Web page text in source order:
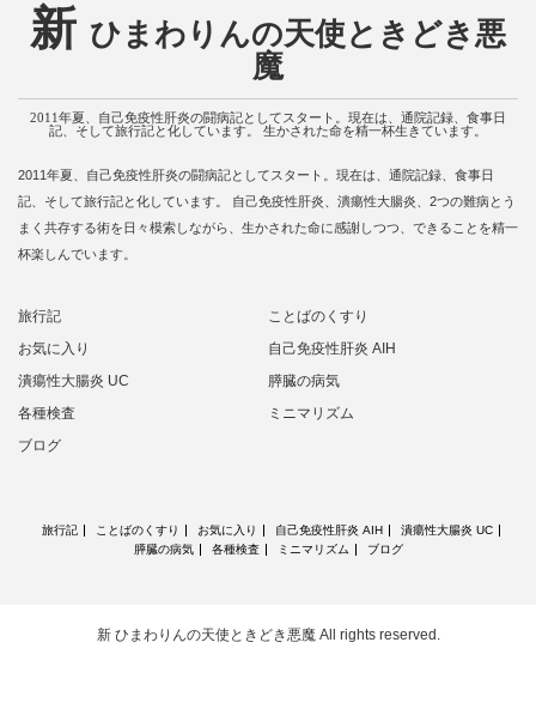
新 ひまわりんの天使ときどき悪
魔
2011年夏、自己免疫性肝炎の闘病記としてスタート。現在は、通院記録、食事日
記、そして旅行記と化しています。 生かされた命を精一杯生きています。
2011年夏、自己免疫性肝炎の闘病記としてスタート。現在は、通院記録、食事日
記、そして旅行記と化しています。 自己免疫性肝炎、潰瘍性大腸炎、2つの難病とう
まく共存する術を日々模索しながら、生かされた命に感謝しつつ、できることを精一
杯楽しんでいます。
旅行記
ことばのくすり
お気に入り
自己免疫性肝炎 AIH
潰瘍性大腸炎 UC
膵臓の病気
各種検査
ミニマリズム
ブログ
旅行記 ことばのくすり お気に入り 自己免疫性肝炎 AIH
潰瘍性大腸炎 UC
膵臓の病気
各種検査 ミニマリズム ブログ
新 ひまわりんの天使ときどき悪魔All rights reserved.